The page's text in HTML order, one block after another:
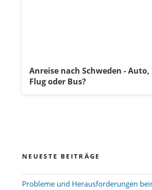
Anreise nach Schweden - Auto,
Flug oder Bus?
NEUESTE BEITRÄGE
Probleme und Herausforderungen